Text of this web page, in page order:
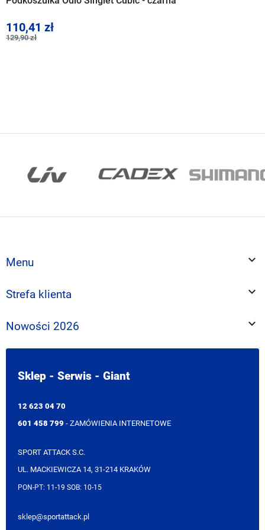
110,41 zł
129,90 zł
Menu 
Strefa klienta 
Nowości 2026 
Sklep - Serwis - Giant
12 623 04 70
601 458 799 - ZAMÓWIENIA INTERNETOWE
SPORT ATTACK S.C.
UL. MACKIEWICZA 14, 31-214 KRAKÓW
PON-PT: 11-19 SOB: 10-15
sklep@sportattack.pl